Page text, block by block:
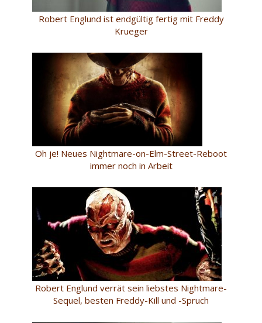
Robert Englund ist endgültig fertig mit Freddy
Krueger
Oh je! Neues Nightmare-on-Elm-Street-Reboot
immer noch in Arbeit
Robert Englund verrät sein liebstes Nightmare-
Sequel, besten Freddy-Kill und -Spruch